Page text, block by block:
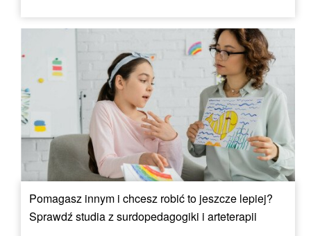
Pomagasz innym i chcesz robić to jeszcze lepiej?
Sprawdź studia z surdopedagogiki i arteterapii